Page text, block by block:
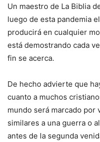
Un maestro de La Biblia
luego de esta pandemia
producirá en cualquier
está demostrando cada
fin se acerca.
De hecho advierte que
cuanto a muchos
mundo será marcado por
similares a una guerra o
antes de la segunda